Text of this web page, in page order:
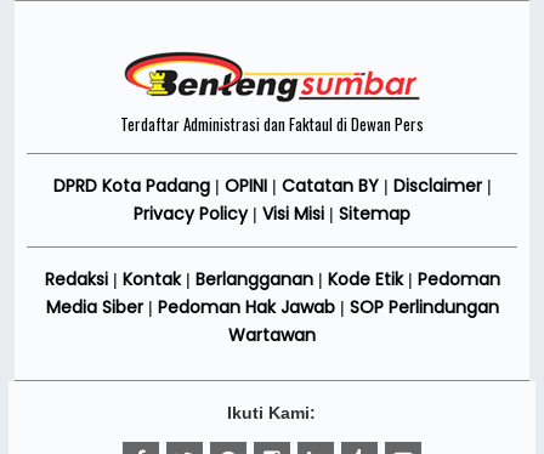
Terdaftar Administrasi dan Faktaul di Dewan Pers
DPRD Kota Padang| OPINI Catatan BY| Disclaimer|
Privacy Policy| Visi Misi Sitemap
Redaksi| Kontak| Berlangganan| Kode Etik| Pedoman
Media Siber| Pedoman Hak Jawab| SOP Perlindungan
Wartawan
Ikuti Kami: